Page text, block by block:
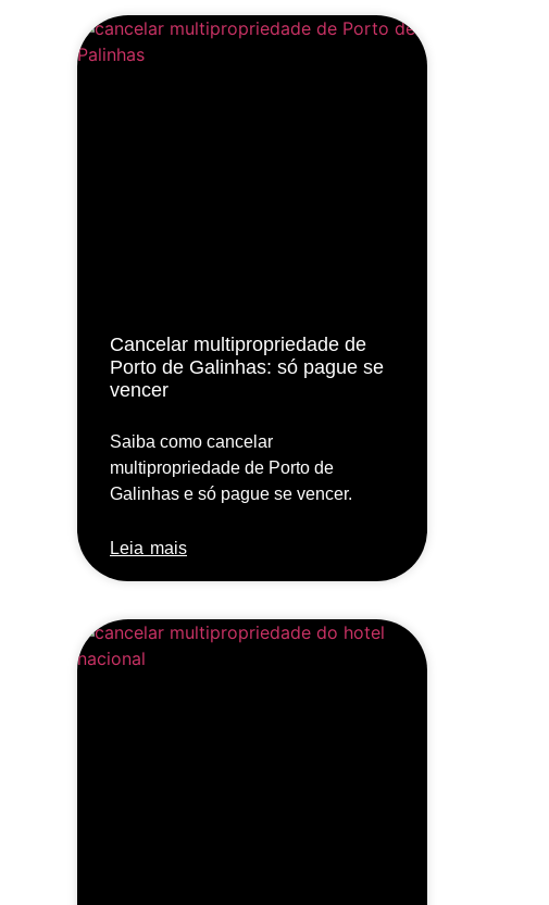
Cancelar multipropriedade de
Porto de Galinhas: só pague se
vencer
Saiba como cancelar
multipropriedade de Porto de
Galinhas e só pague se vencer.
Leia mais